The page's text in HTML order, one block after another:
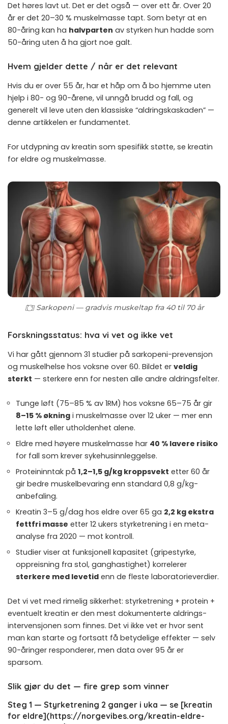
Det høres lavt ut. Det er det også — over ett år. Over 20
år er det 20–30 % muskelmasse tapt. Som betyr at en
80-åring kan ha halvparten av styrken hun hadde som
50-åring uten å ha gjort noe galt.
Hvem gjelder dette / når er det relevant
Hvis du er over 55 år, har et håp om å bo hjemme uten
hjelp i 80- og 90-årene, vil unngå brudd og fall, og
generelt vil leve uten den klassiske “aldringskaskaden” —
denne artikkelen er fundamentet.
For utdypning av kreatin som spesifikk støtte, se kreatin
for eldre og muskelmasse.
Sarkopeni — gradvis muskeltap fra 40 til 70 år
Forskningsstatus: hva vi vet og ikke vet
Vi har gått gjennom 31 studier på sarkopeni-prevensjon
og muskelhelse hos voksne over 60. Bildet er veldig
sterkt — sterkere enn for nesten alle andre aldringsfelter.
Tunge løft (75–85 % av 1RM) hos voksne 65–75 år gir
8–15 % økning i muskelmasse over 12 uker — mer enn
lette løft eller utholdenhet alene.
Eldre med høyere muskelmasse har 40 % lavere risiko
for fall som krever sykehusinnleggelse.
Proteininntak på 1,2–1,5 g/kg kroppsvekt etter 60 år
gir bedre muskelbevaring enn standard 0,8 g/kg-
anbefaling.
Kreatin 3–5 g/dag hos eldre over 65 ga 2,2 kg ekstra
fettfri masse etter 12 ukers styrketrening i en meta-
analyse fra 2020 — mot kontroll.
Studier viser at funksjonell kapasitet (gripestyrke,
oppreisning fra stol, ganghastighet) korrelerer
sterkere med levetid enn de fleste laboratorieverdier.
Det vi vet med rimelig sikkerhet: styrketrening + protein +
eventuelt kreatin er den mest dokumenterte aldrings-
intervensjonen som finnes. Det vi ikke vet er hvor sent
man kan starte og fortsatt få betydelige effekter — selv
90-åringer responderer, men data over 95 år er
sparsom.
Slik gjør du det — fire grep som vinner
Steg 1 — Styrketrening 2 ganger i uka — se [kreatin
for eldre](https://norgevibes.org/kreatin-eldre-